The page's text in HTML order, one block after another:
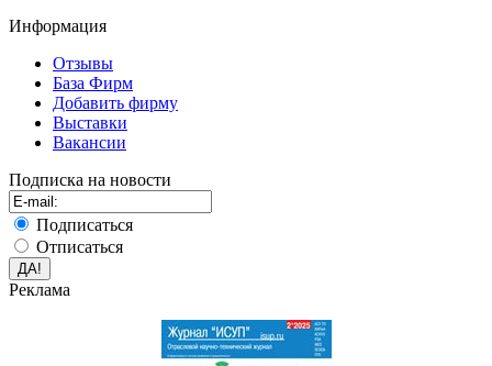
Информация
Отзывы
База Фирм
Добавить фирму
Выставки
Вакансии
Подписка на новости
Подписаться
Отписаться
Реклама